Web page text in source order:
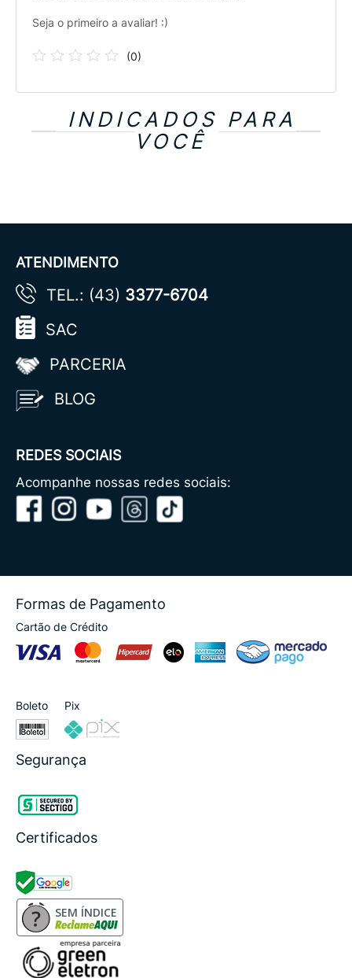
Seja o primeiro a avaliar! :)
(0)
INDICADOS PARA
VOCÊ
ATENDIMENTO
TEL.: (43) 3377-6704
SAC
PARCERIA
BLOG
REDES SOCIAIS
Acompanhe nossas redes sociais:
Formas de Pagamento
Cartão de Crédito
Boleto Pix
Segurança
Certificados
SEM ÍNDICE